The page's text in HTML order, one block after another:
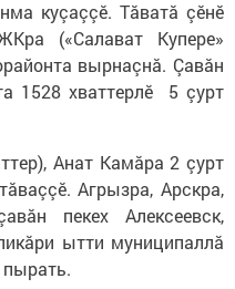
куçаççӗ. Тăватă çӗнӗ
(«Салават Купере»
вырнаçнă. Çавăн
1528 хваттерлӗ 5 çурт
Анат Камăра 2 çурт
Агрызра, Арскра,
пекех Алексеевск,
ытти муниципаллă
пырать.